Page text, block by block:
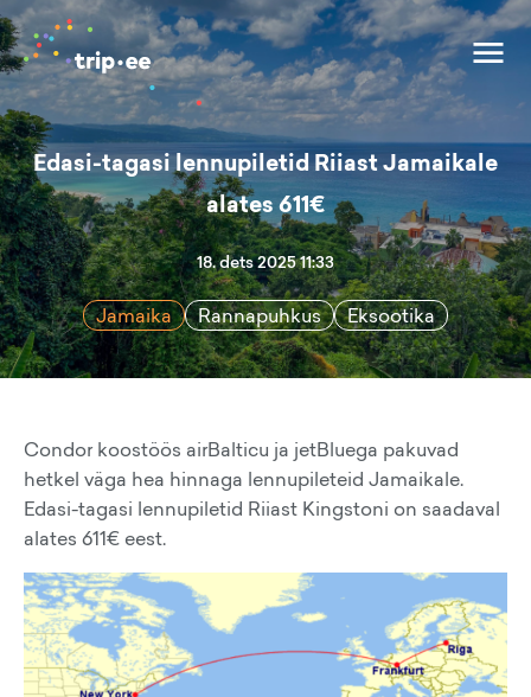
Edasi-tagasi lennupiletid Riiast Jamaikale
alates 611€
18. dets 2025 11:33
Jamaika Rannapuhkus Eksootika
Condor koostöös airBalticu ja jetBluega pakuvad
hetkel väga hea hinnaga lennupileteid Jamaikale.
Edasi-tagasi lennupiletid Riiast Kingstoni on saadaval
alates 611€ eest.